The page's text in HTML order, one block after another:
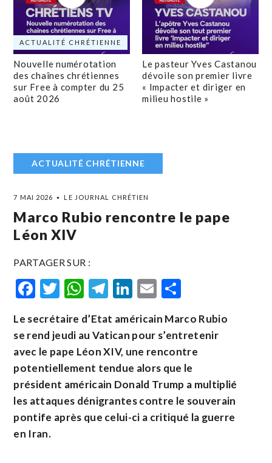
ACTUALITÉ CHRÉTIENNE
Nouvelle numérotation
des chaînes chrétiennes
sur Free à compter du 25
août 2026
Le pasteur Yves Castanou
dévoile son premier livre
« Impacter et diriger en
milieu hostile »
ACTUALITÉ CHRÉTIENNE
7 MAI 2026 LE JOURNAL CHRÉTIEN
Marco Rubio rencontre le pape
Léon XIV
PARTAGER SUR :
Facebook
Twitter
WhatsApp
Telegram
LinkedIn
Email
Le secrétaire d’Etat américain Marco Rubio
se rend jeudi au Vatican pour s’entretenir
avec le pape Léon XIV, une rencontre
potentiellement tendue alors que le
président américain Donald Trump a multiplié
les attaques dénigrantes contre le souverain
pontife après que celui-ci a critiqué la guerre
en Iran.